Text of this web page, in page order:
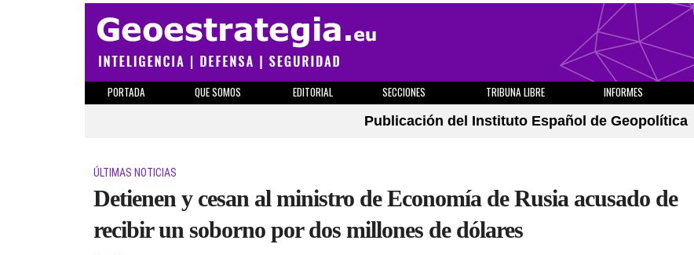
PORTADA QUE SOMOS EDITORIAL SECCIONES TRIBUNA LIBRE INFORMES
Publicación del Instituto Español de Geopolítica
ÚLTIMAS NOTICIAS
Detienen y cesan al ministro de Economía de Rusia acusado de
recibir un soborno por dos millones de dólares